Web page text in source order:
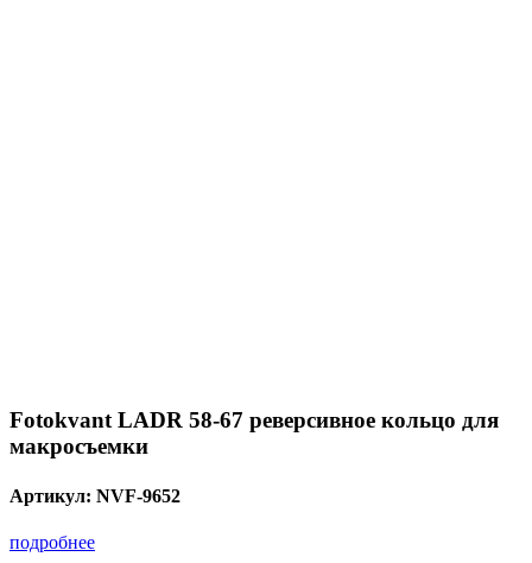
Fotokvant LADR 58-67 реверсивное кольцо для
макросъемки
Артикул: NVF-9652
подробнее